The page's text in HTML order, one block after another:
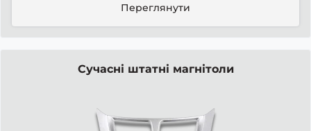
Переглянути
Сучасні штатні магнітоли